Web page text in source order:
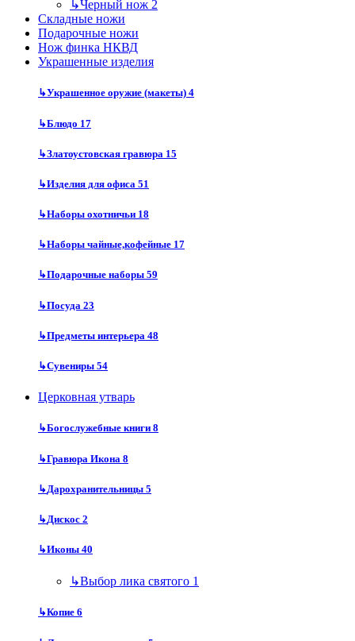
↳Черный нож 2
Складные ножи
Подарочные ножи
Нож финка НКВД
Украшенные изделия
↳Украшенное оружие (макеты) 4
↳Блюдо 17
↳Златоустовская гравюра 15
↳Изделия для офиса 51
↳Наборы охотничьи 18
↳Наборы чайные,кофейные 17
↳Подарочные наборы 59
↳Посуда 23
↳Предметы интерьера 48
↳Сувениры 54
Церковная утварь
↳Богослужебные книги 8
↳Гравюра Икона 8
↳Дарохранительницы 5
↳Дискос 2
↳Иконы 40
↳Выбор лика святого 1
↳Копие 6